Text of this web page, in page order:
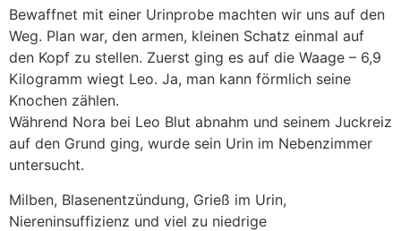
Bewaffnet mit einer Urinprobe machten wir uns auf den
Weg. Plan war, den armen, kleinen Schatz einmal auf
den Kopf zu stellen. Zuerst ging es auf die Waage – 6,9
Kilogramm wiegt Leo. Ja, man kann förmlich seine
Knochen zählen.
Während Nora bei Leo Blut abnahm und seinem Juckreiz
auf den Grund ging, wurde sein Urin im Nebenzimmer
untersucht.
Milben, Blasenentzündung, Grieß im Urin,
Niereninsuffizienz und viel zu niedrige